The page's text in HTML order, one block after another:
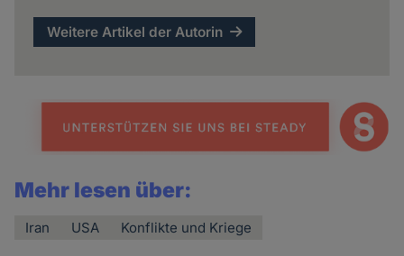
Weitere Artikel der Autorin
Mehr lesen über:
Iran USA Konflikte und Kriege